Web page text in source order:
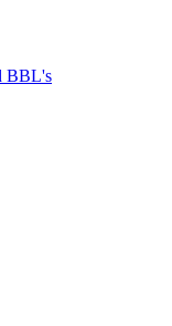
BBL's